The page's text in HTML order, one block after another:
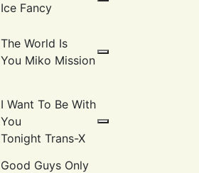
Ice Fancy
The World Is
You Miko Mission
I Want To Be With
You
Tonight Trans-X
Good Guys Only